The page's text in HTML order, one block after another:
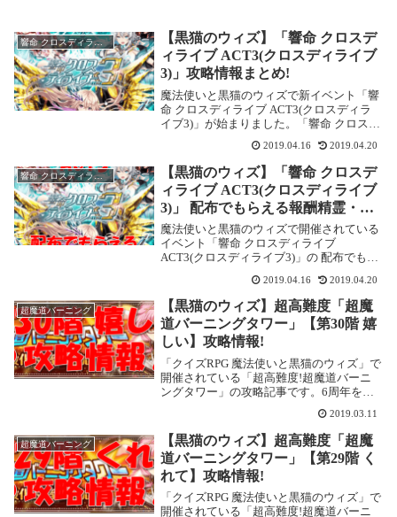
響命 クロスディライブ ACT3(クロスディライブ3)
【黒猫のウィズ】「響命 クロスデ
ィライブ ACT3(クロスディライブ
3)」攻略情報まとめ!
魔法使いと黒猫のウィズで新イベント「響
命 クロスディライブ ACT3(クロスディラ
イブ3)」が始まりました。「響命 クロスデ
開催期間2019年4月16日 16:00 ～ 2019年5
月16日 ...
2019.04.16 2019.04.20
響命 クロスディライブ ACT3(クロスディライブ3)
【黒猫のウィズ】「響命 クロスデ
ィライブ ACT3(クロスディライブ
3)」 配布でもらえる報酬精霊・潜
在結晶一覧
魔法使いと黒猫のウィズで開催されている
イベント「響命 クロスディライブ
ACT3(クロスディライブ3)」の 配布でもら
年4月19日に「超高難度クエスト 試練級
ORDEAL」が追加されました。The...
2019.04.16 2019.04.20
超魔道バーニング
【黒猫のウィズ】超高難度「超魔
道バーニングタワー」【第30階 嬉
しい】攻略情報!
「クイズRPG 魔法使いと黒猫のウィズ」で
開催されている「超高難度!超魔道バーニ
ングタワー」の攻略記事です。6周年を迎
2019年3月現在、階数も30階まで増えてい
ます。ここでは「第30階 嬉しい」を攻略
し...
2019.03.11
超魔道バーニング
【黒猫のウィズ】超高難度「超魔
道バーニングタワー」【第29階 く
れて】攻略情報!
「クイズRPG 魔法使いと黒猫のウィズ」で
開催されている「超高難度!超魔道バーニ